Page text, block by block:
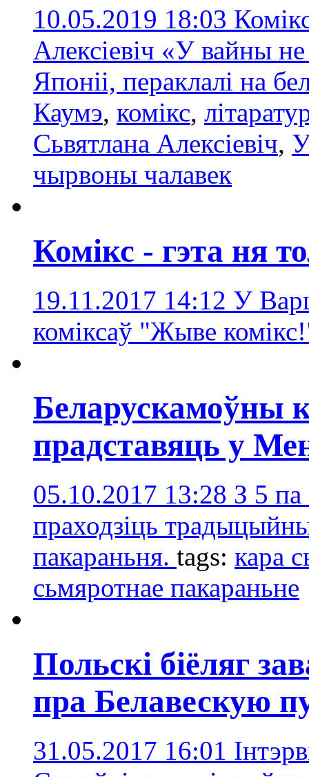
10.05.2019 18:03
Алексіевіч «У вайны
Японіі, пераклалі на
Каумэ, комікс,
Сьвятлана Алексіевіч,
чырвоны чалавек
Комікс - гэта ня
19.11.2017 14:12 У
коміксаў "Жыве
Беларускамоўны
прадставяць у
05.10.2017 13:28 З 5 па
праходзіць
пакараньня. tags: кара
сьмяротнае пакараньне
Польскі біёляг
пра Белавескую
31.05.2017 16:01